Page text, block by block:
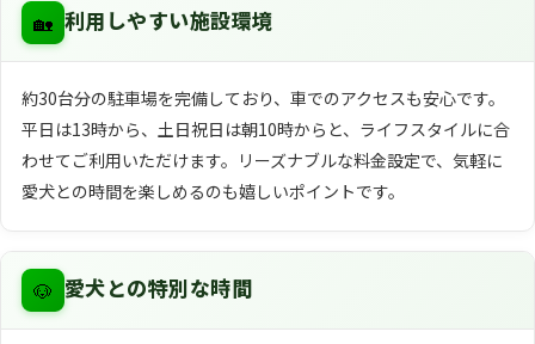
🏡 利用しやすい施設環境
約30台分の駐車場を完備しており、車でのアクセスも安心です。
平日は13時から、土日祝日は朝10時からと、ライフスタイルに合
わせてご利用いただけます。リーズナブルな料金設定で、気軽に
愛犬との時間を楽しめるのも嬉しいポイントです。
🐶 愛犬との特別な時間